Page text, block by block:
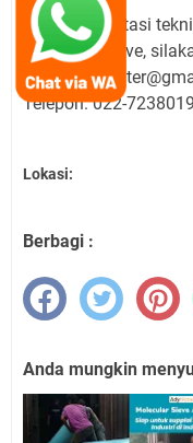
Untuk konsultasi
molecular sieve,
Email:
Telepon: 022-7238019
Lokasi:
Berbagi :
Anda mungkin